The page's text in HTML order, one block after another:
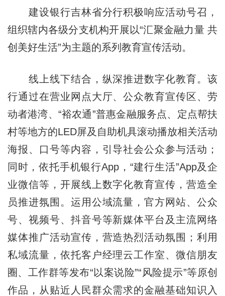
建设银行吉林省分行积极响应活动号召，
组织辖内各级分支机构开展以“汇聚金融力量 共
创美好生活”为主题的系列教育宣传活动。
线上线下结合，纵深推进数字化教育。该
行通过在营业网点大厅、公众教育宣传区、劳
动者港湾、 “裕农通”普惠金融服务点、定点帮扶
村等地方的LED屏及自助机具滚动播放相关活动
海报、口号等内容，引导社会公众参与活动；
同时，依托手机银行App，“建行生活”App及企
业微信等，开展线上数字化教育宣传，营造全
员推进氛围。运用公域流量，官方网站、公众
号、视频号、抖音号等新媒体平台及主流网络
媒体推广活动宣传，营造热烈活动氛围；利用
私域流量，依托客户经理云工作室、微信朋友
圈、工作群等发布“以案说险”“风险提示”等原创
作品，从贴近人民群众需求的金融基础知识入